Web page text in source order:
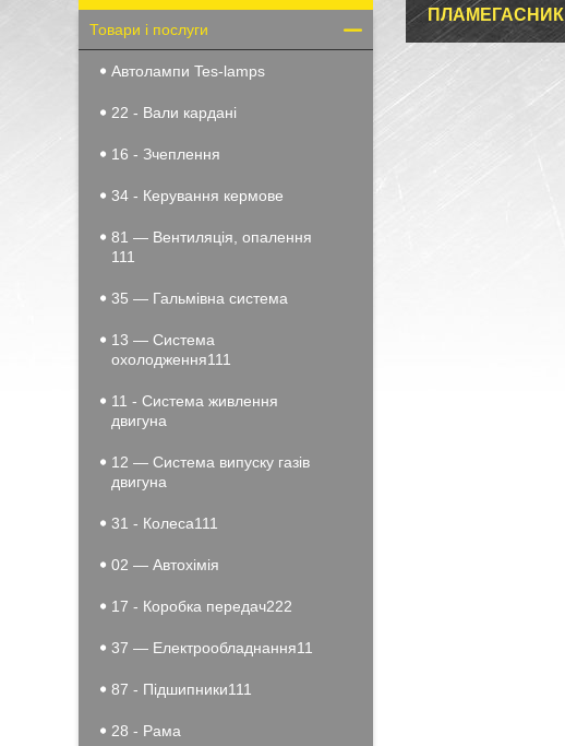
ПЛАМЕГАСНИК
Товари і послуги
Автолампи Tes-lamps
22 - Вали кардані
16 - Зчеплення
34 - Керування кермове
81 — Вентиляція, опалення
111
35 — Гальмівна система
13 — Система
охолодження111
11 - Система живлення
двигуна
12 — Система випуску газів
двигуна
31 - Колеса111
02 — Автохімія
17 - Коробка передач222
37 — Електрообладнання11
87 - Підшипники111
28 - Рама